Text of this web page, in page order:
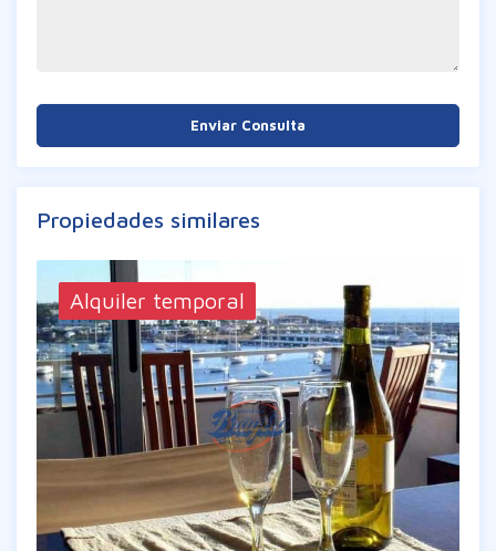
Enviar Consulta
Propiedades similares
Alquiler temporal